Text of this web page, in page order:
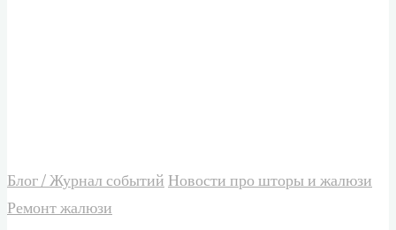
Блог / Журнал событий Новости про шторы и жалюзи
Ремонт жалюзи